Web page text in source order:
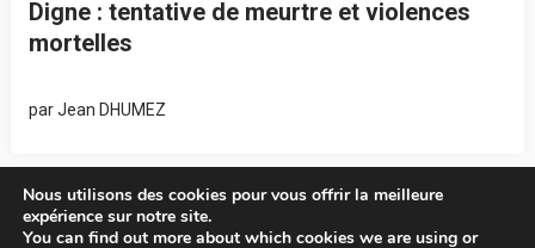
Digne : tentative de meurtre et violences
mortelles
parJean DHUMEZ
Nous utilisons des cookies pour vous offrir la meilleure
expérience sur notre site.
You can find out more about which cookies we are using or